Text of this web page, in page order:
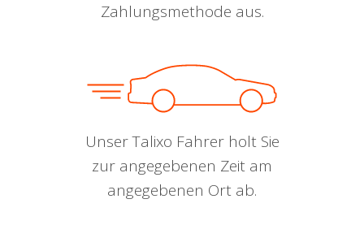
Zahlungsmethode aus.
Unser Talixo Fahrer holt Sie
zur angegebenen Zeit am
angegebenen Ort ab.